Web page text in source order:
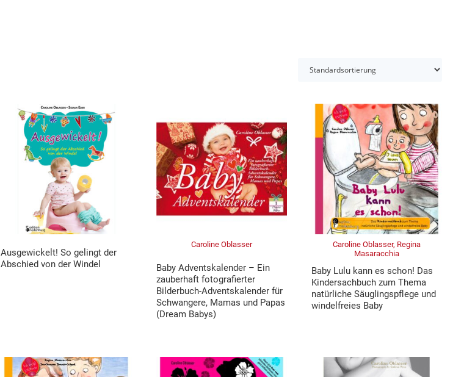
Ausgewickelt! So gelingt der
Abschied von der Windel
Caroline Oblasser
Baby Adventskalender – Ein
zauberhaft fotografierter
Bilderbuch-Adventskalender für
Schwangere, Mamas und Papas
(Dream Babys)
Caroline Oblasser, Regina
Masaracchia
Baby Lulu kann es schon! Das
Kindersachbuch zum Thema
natürliche Säuglingspflege und
windelfreies Baby